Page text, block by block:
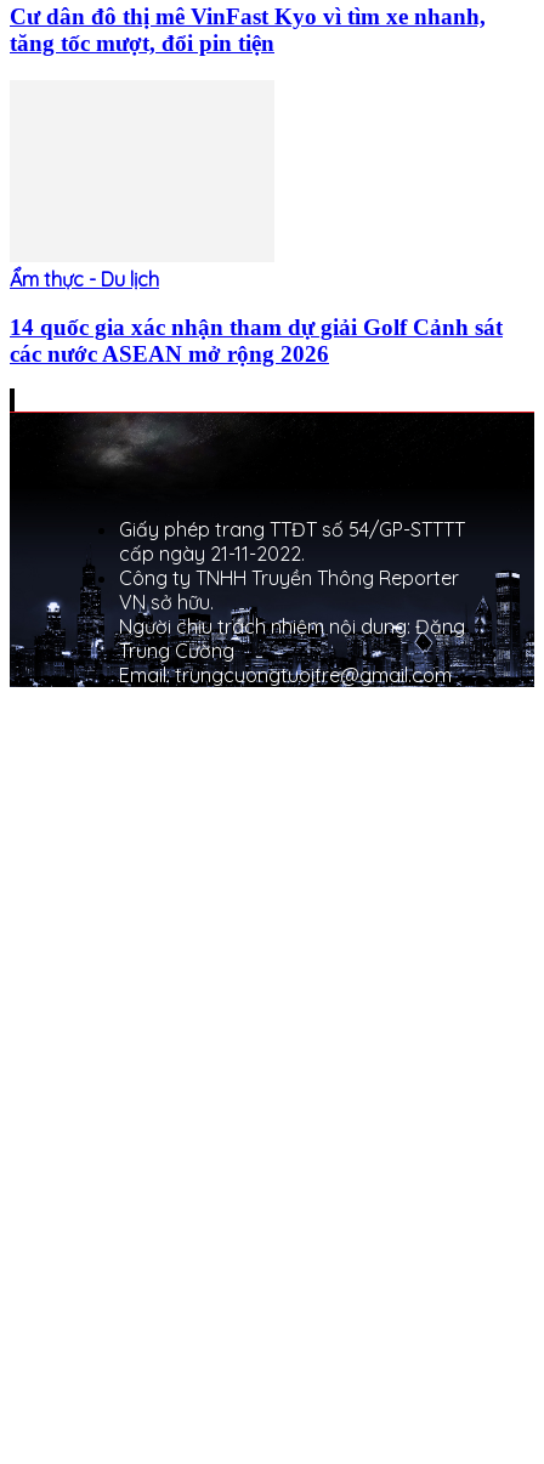
Cư dân đô thị mê VinFast Kyo vì tìm xe nhanh,
tăng tốc mượt, đổi pin tiện
Ẩm thực - Du lịch
14 quốc gia xác nhận tham dự giải Golf Cảnh sát
các nước ASEAN mở rộng 2026
Giấy phép trang TTĐT số 54/GP-STTTT
cấp ngày 21-11-2022.
Công ty TNHH Truyền Thông Reporter
VN sở hữu.
Người chịu trách nhiệm nội dung: Đặng
Trung Cường
Email: trungcuongtuoitre@gmail.com